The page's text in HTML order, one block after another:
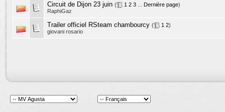
Circuit de Dijon 23 juin ( 1 2 3 Dernière page)
RaphiGaz
Trailer officiel RSteam chambourcy ( 1 2)
giovani rosario